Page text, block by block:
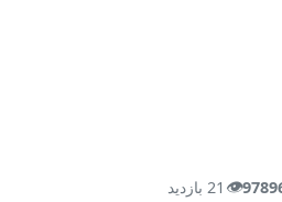
👁️ 21 بازدید